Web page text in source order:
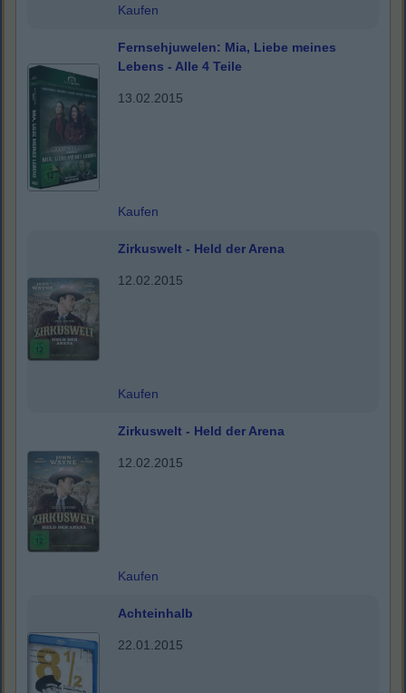
Kaufen
Fernsehjuwelen: Mia, Liebe meines
Lebens - Alle 4 Teile
13.02.2015
Kaufen
Zirkuswelt - Held der Arena
12.02.2015
Kaufen
Zirkuswelt - Held der Arena
12.02.2015
Kaufen
Achteinhalb
22.01.2015